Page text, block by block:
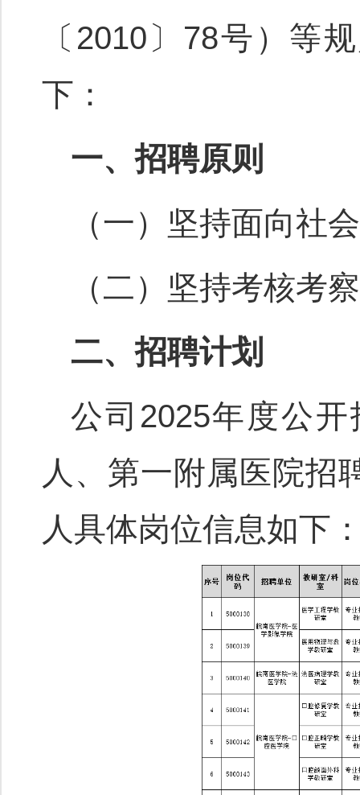
〔2010〕78号）等
下：
一、招聘原则
（一）坚持面向社
（二）坚持考核考
二、招聘计划
公司2025年度公
人、第一附属医院招
人具体岗位信息如下